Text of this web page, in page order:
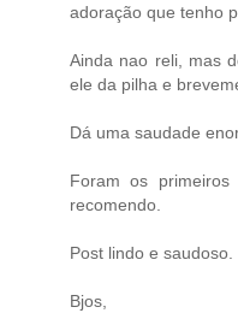
adoração que tenho
Ainda nao reli, mas
ele da pilha e
Dá uma saudade
Foram os
recomendo.
Post lindo e saudoso.
Bjos,